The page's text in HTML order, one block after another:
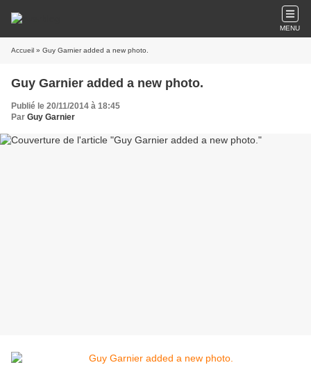
MENU
Accueil » Guy Garnier added a new photo.
Guy Garnier added a new photo.
Publié le 20/11/2014 à 18:45
Par Guy Garnier